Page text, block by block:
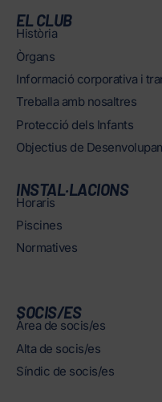
EL CLUB
Història
Òrgans
Informació corporativa i
Treballa amb nosaltres
Protecció dels Infants
Objectius de
INSTAL·LACIONS
Horaris
Piscines
Normatives
SOCIS/ES
Àrea de socis/es
Alta de socis/es
Síndic de socis/es